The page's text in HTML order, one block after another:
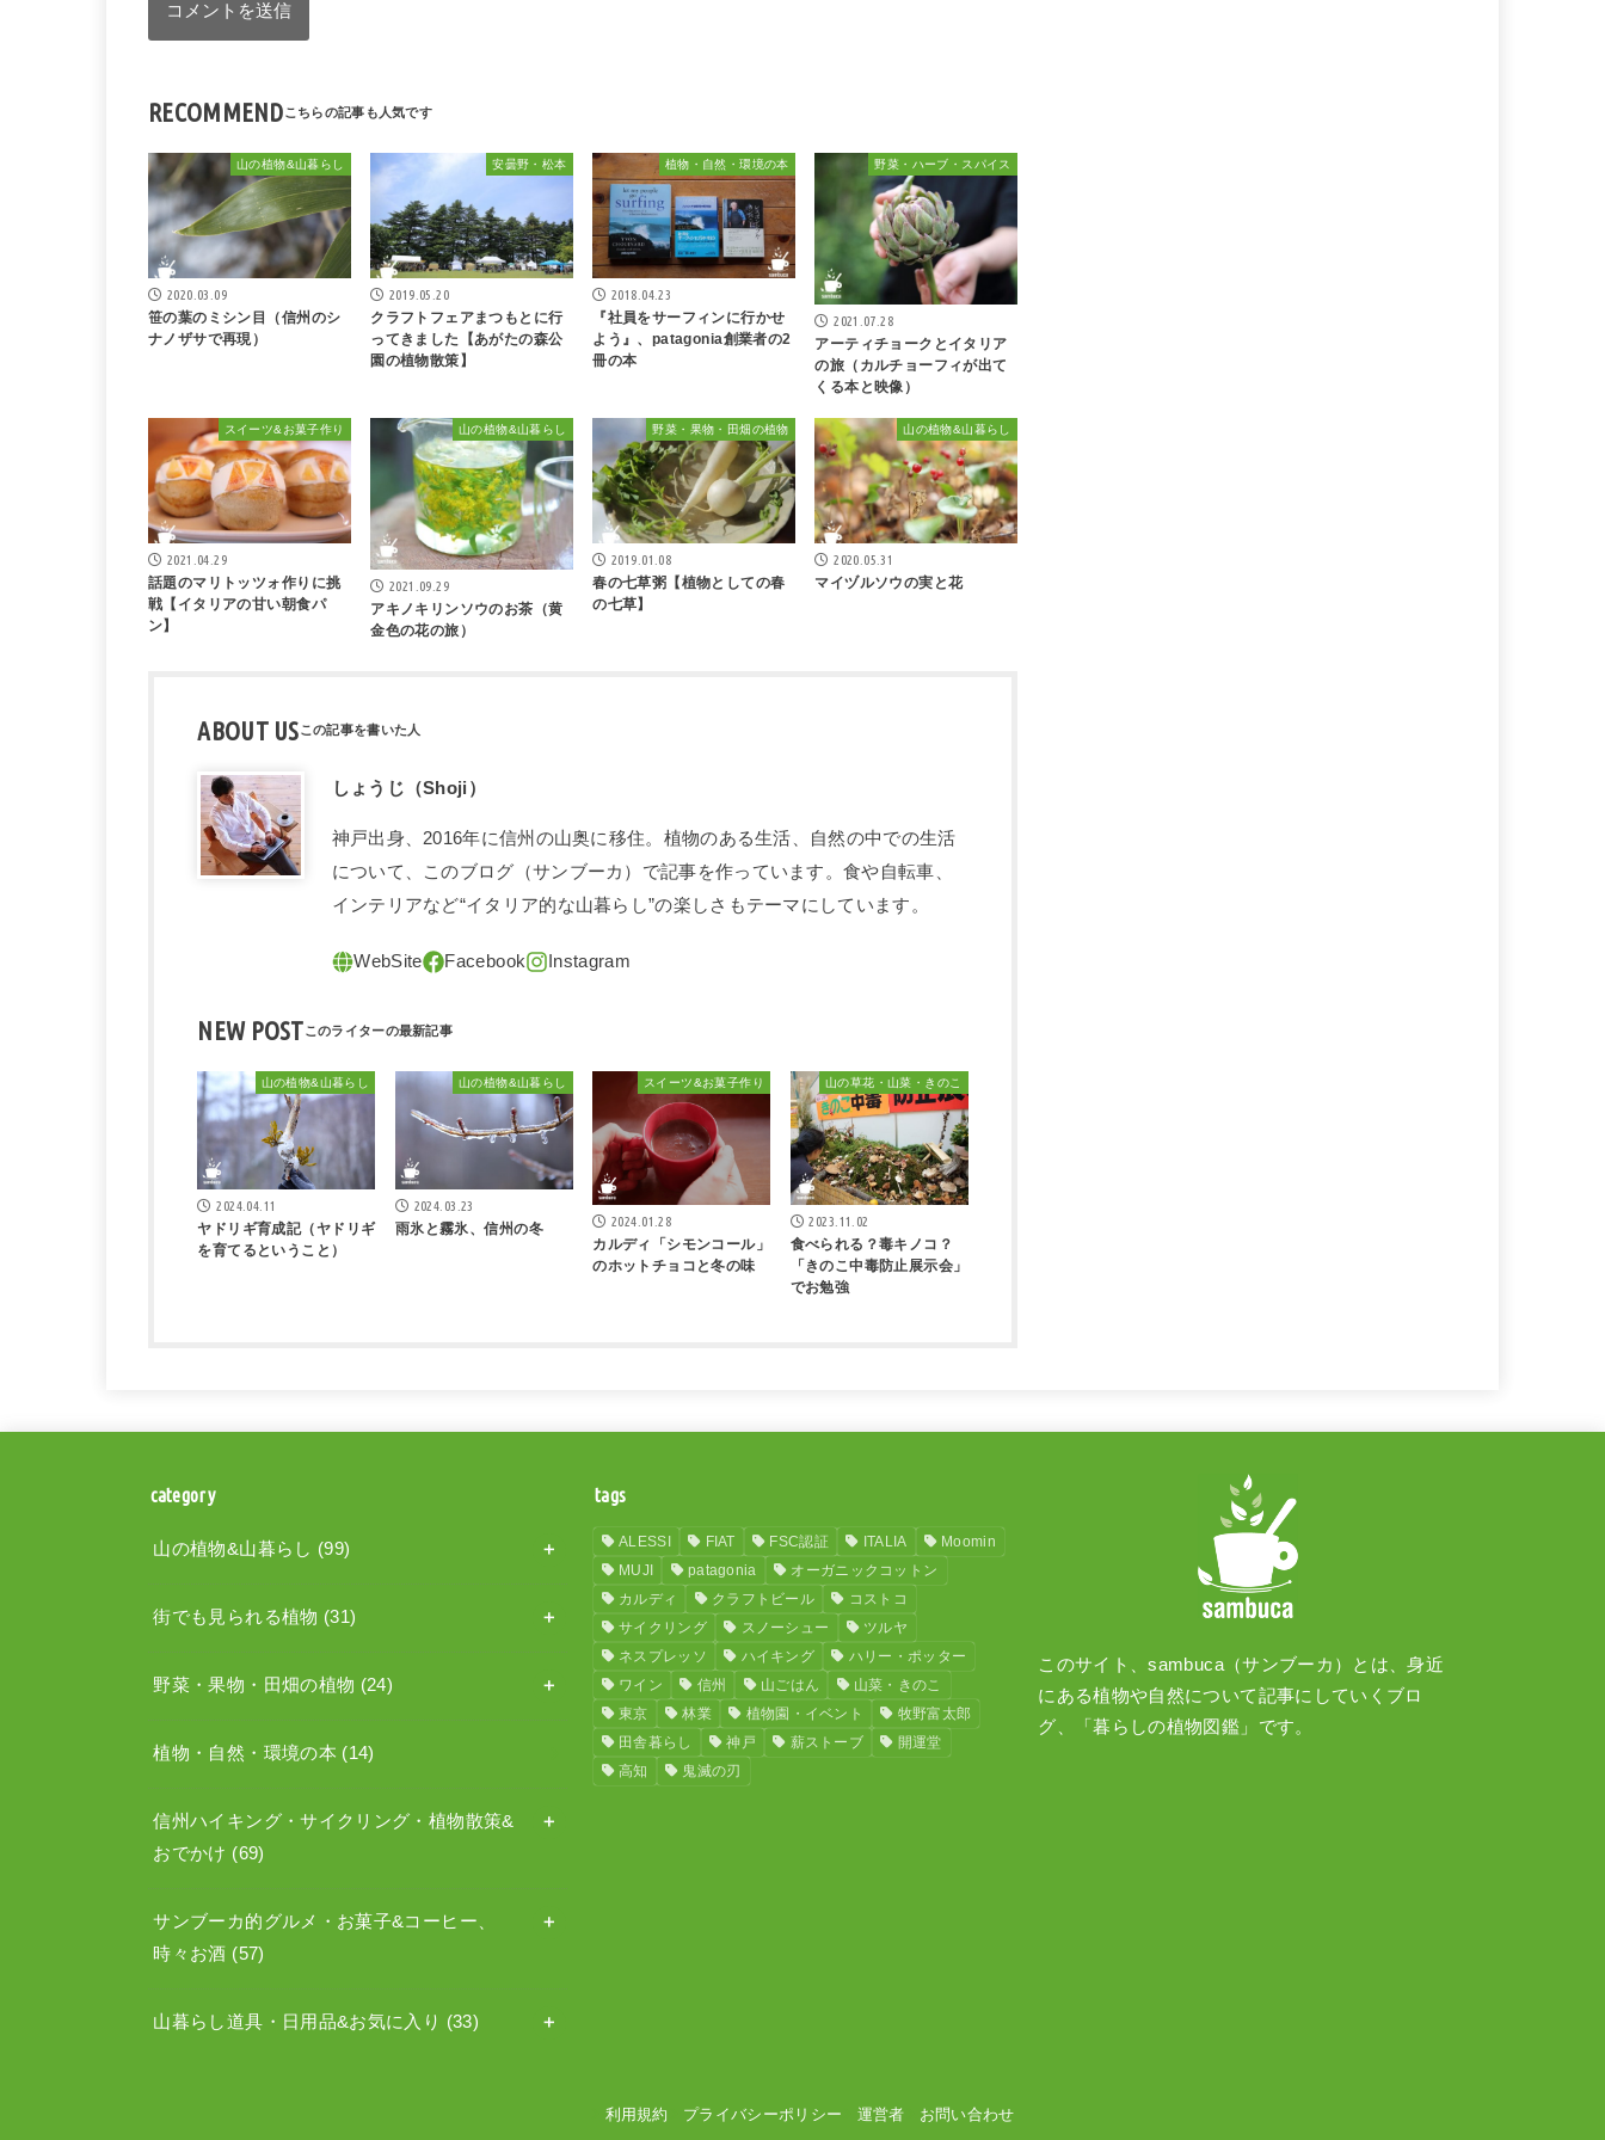
RECOMMEND
山の植物&山暮らし
2020.03.09
笹の葉のミシン目（信州のシ
ナノザサで再現）
安曇野・松本
2019.05.20
クラフトフェアまつもとに行
ってきました【あがたの森公
園の植物散策】
植物・自然・環境の本
2018.04.23
『社員をサーフィンに行かせ
よう』、patagonia創業者の2
冊の本
野菜・ハーブ・スパイス
2021.07.28
アーティチョークとイタリア
の旅（カルチョーフィが出て
くる本と映像）
スイーツ&お菓子作り
2021.04.29
話題のマリトッツォ作りに挑
戦【イタリアの甘い朝食パ
ン】
山の植物&山暮らし
2021.09.29
アキノキリンソウのお茶（黄
金色の花の旅）
野菜・果物・田畑の植物
2019.01.08
春の七草粥【植物としての春
の七草】
山の植物&山暮らし
2020.05.31
マイヅルソウの実と花
ABOUT US
しょうじ（Shoji）
神戸出身、2016年に信州の山奥に移住。植物のある生活、自然の中での生活
について、このブログ（サンブーカ）で記事を作っています。食や自転車、
インテリアなど“イタリア的な山暮らし”の楽しさもテーマにしています。
NEW POST
山の植物&山暮らし
2024.04.11
ヤドリギ育成記（ヤドリギ
を育てるということ）
山の植物&山暮らし
2024.03.23
雨氷と霧氷、信州の冬
スイーツ&お菓子作り
2024.01.28
カルディ「シモンコール」
のホットチョコと冬の味
山の草花・山菜・きのこ
2023.11.02
食べられる？毒キノコ？
「きのこ中毒防止展示会」
でお勉強
category
山の植物&山暮らし (99)
街でも見られる植物 (31)
野菜・果物・田畑の植物 (24)
植物・自然・環境の本 (14)
信州ハイキング・サイクリング・植物散策&
おでかけ (69)
サンブーカ的グルメ・お菓子&コーヒー、
時々お酒 (57)
山暮らし道具・日用品&お気に入り (33)
tags
ALESSI FIAT FSC認証 ITALIA
Moomin
MUJI
patagonia
オーガニックコットン
カルディ
クラフトビール
コストコ
サイクリング
スノーシュー
ツルヤ
ネスプレッソ
ハイキング
ハリー・ポッター
ワイン
信州 山ごはん
山菜・きのこ
東京
林業 植物園・イベント
牧野富太郎
田舎暮らし
神戸 薪ストーブ
開運堂
高知
鬼滅の刃
このサイト、sambuca（サンブーカ）とは、身近
にある植物や自然について記事にしていくブロ
グ、「暮らしの植物図鑑」です。
利用規約 プライバシーポリシー 運営者 お問い合わせ